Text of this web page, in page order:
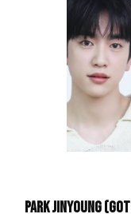
Park Jinyoung